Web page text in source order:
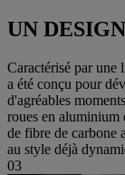
UN
Caractérisé par
a été conçu pour
d'agréables
roues en aluminium
de fibre de carbone
au style déjà
03